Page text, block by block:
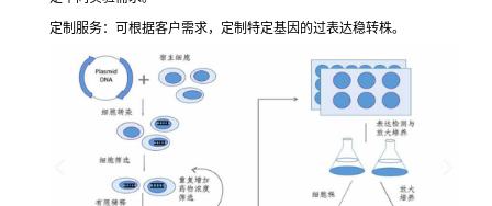
定制服务：可根据客户需求，定制特定基因的过表达稳转株。